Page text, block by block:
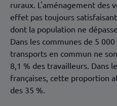
ruraux. L'aménagement des
effet pas toujours
dont la population ne
Dans les communes de 5
transports en commun ne
8,1 % des travailleurs. Dans
françaises, cette proportion
des 35 %.